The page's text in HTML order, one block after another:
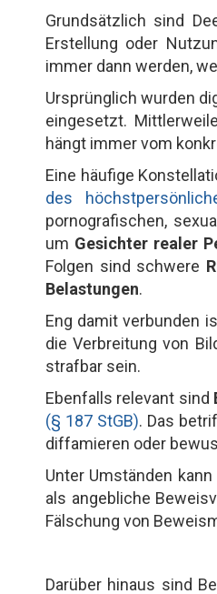
Grundsätzlich sind
Erstellung oder
immer dann werden,
Ursprünglich wurden
eingesetzt.
hängt immer vom
Eine häufige
des
pornografischen,
um Gesichter realer
Folgen sind schwere
Belastungen.
Eng damit verbunden
die Verbreitung von
strafbar sein.
Ebenfalls relevant sind
(§ 187 StGB). Das
diffamieren oder
Unter Umständen
als angebliche
Fälschung von
Darüber hinaus sind